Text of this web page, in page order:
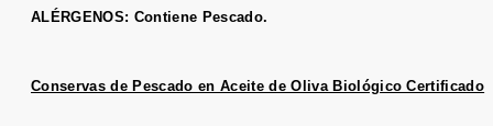
ALÉRGENOS: Contiene Pescado.
Conservas de Pescado en Aceite de Oliva Biológico Certificado